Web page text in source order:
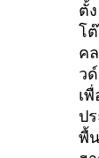
ตั้ง
โ
ค
วด์
เพื่
ป
พื้